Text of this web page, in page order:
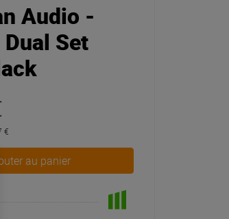
Audio -
Set
€
au panier